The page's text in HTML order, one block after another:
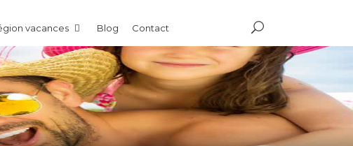
vacances Blog Contact